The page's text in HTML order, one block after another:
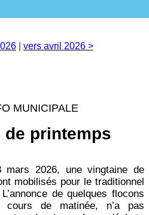
vers avril 2026 >
MUNICIPALE
de printemps
2026, une vingtaine de
mobilisés pour le traditionnel
de quelques flocons
de matinée, n’a pas